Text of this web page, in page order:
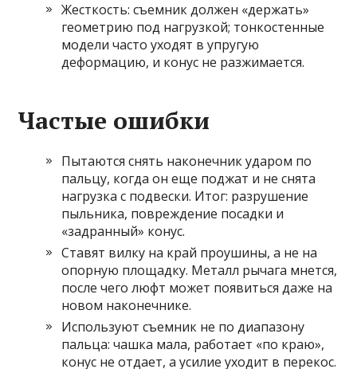
Жесткость: съемник должен «держать»
геометрию под нагрузкой; тонкостенные
модели часто уходят в упругую
деформацию, и конус не разжимается.
Частые ошибки
Пытаются снять наконечник ударом по
пальцу, когда он еще поджат и не снята
нагрузка с подвески. Итог: разрушение
пыльника, повреждение посадки и
«задранный» конус.
Ставят вилку на край проушины, а не на
опорную площадку. Металл рычага мнется,
после чего люфт может появиться даже на
новом наконечнике.
Используют съемник не по диапазону
пальца: чашка мала, работает «по краю»,
конус не отдает, а усилие уходит в перекос.